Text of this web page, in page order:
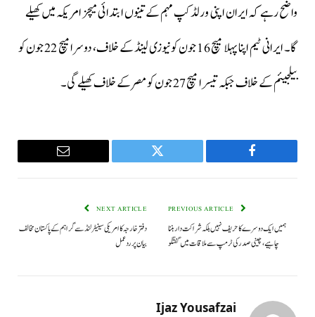
واضح رہے کہ ایران اپنی ورلڈ کپ مہم کے تینوں ابتدائی میچز امریکہ میں کھیلے
گا۔ ایرانی ٹیم اپنا پہلا میچ 16 جون کو نیوزی لینڈ کے خلاف، دوسرا میچ 22 جون کو
بیلجیئم کے خلاف جبکہ تیسرا میچ 27 جون کو مصر کے خلاف کھیلے گی۔
Facebook
Twitter
Email
ہمیں ایک دوسرے کا حریف نہیں بلکہ شراکت دار بننا
چاہیے، چینی صدر کی ٹرمپ سے ملاقات میں گفتگو
NEXT ARTICLE
دفتر خارجہ کا امریکی سینیٹر لنڈسے گراہم کے پاکستان مخالف
بیان پر ردعمل
Ijaz Yousafzai